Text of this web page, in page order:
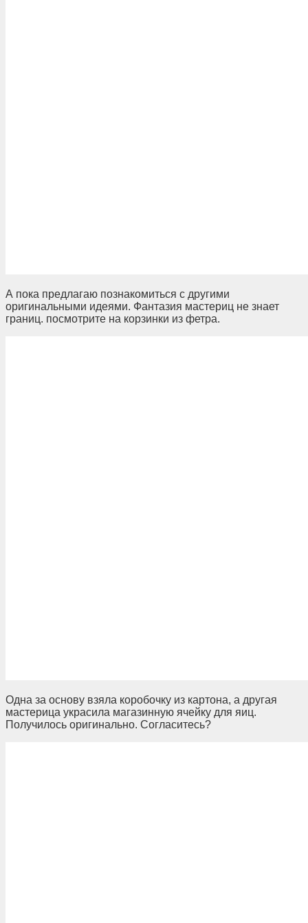
А пока предлагаю познакомиться с другими
оригинальными идеями. Фантазия мастериц не знает
границ. посмотрите на корзинки из фетра.
Одна за основу взяла коробочку из картона, а другая
мастерица украсила магазинную ячейку для яиц.
Получилось оригинально. Согласитесь?